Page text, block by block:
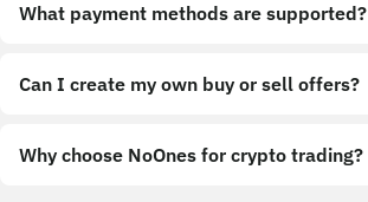
What payment methods are supported?
Can I create my own buy or sell offers?
Why choose NoOnes for crypto trading?